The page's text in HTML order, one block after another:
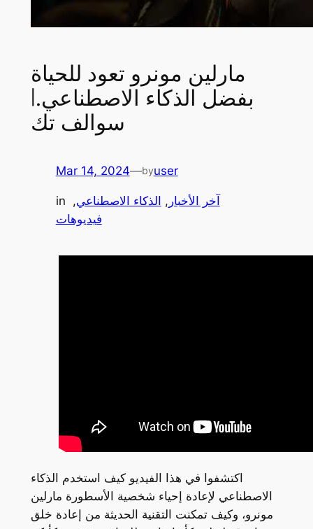
مارلين مونرو تعود للحياة
بفضل الذكاء الاصطناعي.|
سوالف تك
Mar 14, 2024—byuser
in آخر الأخبار , الذكاء الاصطناعي,
فيديوهات
اكتشفوا في هذا الفيديو كيف استخدم الذكاء
الاصطناعي لإعادة إحياء شخصية الأسطورة مارلين
مونرو، وكيف تمكنت التقنية الحديثة من إعادة خلق